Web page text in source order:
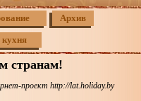
Архив
странам!
проект http://lat.holiday.by